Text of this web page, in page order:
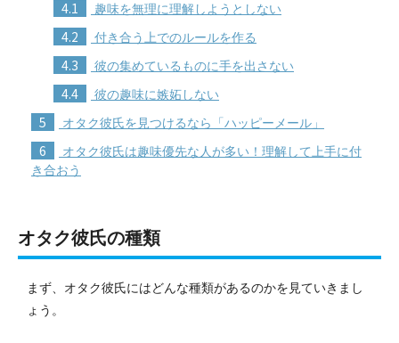
4.1 趣味を無理に理解しようとしない
4.2 付き合う上でのルールを作る
4.3 彼の集めているものに手を出さない
4.4 彼の趣味に嫉妬しない
5 オタク彼氏を見つけるなら「ハッピーメール」
6
オタク彼氏は趣味優先な人が多い！理解して上手に付
き合おう
オタク彼氏の種類
まず、オタク彼氏にはどんな種類があるのかを見ていきまし
ょう。